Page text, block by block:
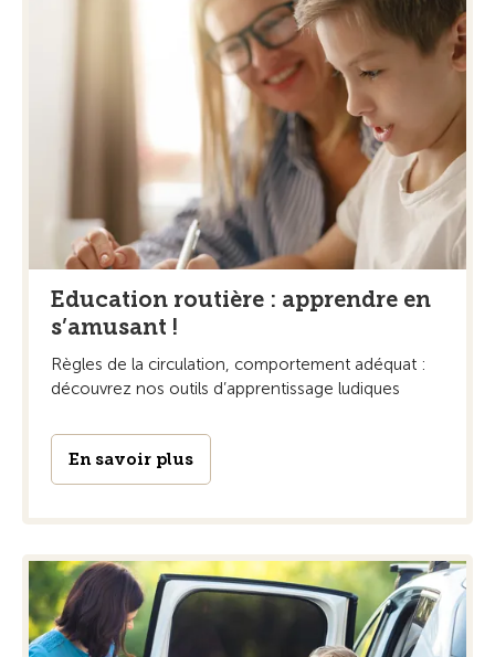
Education routière : apprendre en
s’amusant !
Règles de la circulation, comportement adéquat :
découvrez nos outils d’apprentissage ludiques
En savoir plus